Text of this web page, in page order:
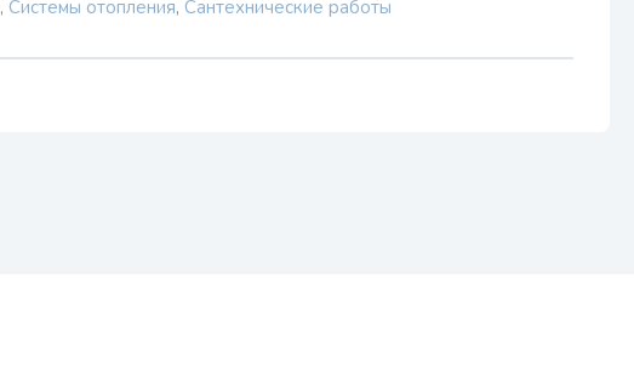
, Системы отопления, Сантехнические работы